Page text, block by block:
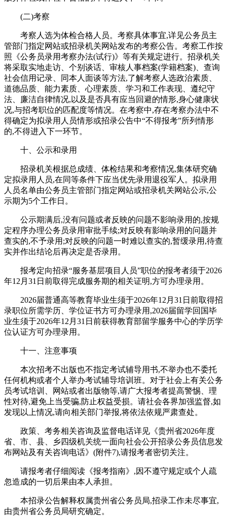
(二)考察
考察人选为体检合格人员。考察具体事宜,详见公务员主
管部门指定网站或招录机关网站发布的考察公告。考察工作按
照《公务员录用考察办法(试行)》等有关规定进行。招录机关
将采取实地走访、个别谈话、审核人事档案(学籍档案)、查询
社会信用记录、同本人面谈等方法,了解考察人选政治素质、
道德品质、能力素质、心理素质、学习和工作表现、遵纪守
法、廉洁自律情况,以及是否具有应当回避的情形,身心健康状
况,与招考职位的匹配度等情况。在考察中,存在考察办法中不
得确定为拟录用人员情形或招录公告中“不得报考”所列情形
的,不得进入下一环节。
十、公示和录用
招录机关根据总成绩、体检结果和考察情况,集体研究确
定拟录用人员,在同等条件下应当优先录用退役军人。拟录用
人员名单由公务员主管部门指定网站或招录机关网站公示,公
示期为5个工作日。
公示期满后,没有问题或者反映的问题不影响录用的,按规
定程序办理公务员录用审批手续;对反映有影响录用的问题并
查实的,不予录用;对反映的问题一时难以查实的,暂缓录用,待查
实并作出结论后再决定是否录用。
报考定向招录“服务基层项目人员”职位的报考者须于2026
年12月31日前取得完成服务期的相关证明,方可办理录用。
2026届普通高等教育毕业生须于2026年12月31日前取得招
录职位所需学历、学位证书方可办理录用,2026届留学回国毕
业生须于2026年12月31日前获得教育部留学服务中心的学历学
位认证方可办理录用。
十一、注意事项
本次招考不出版也不指定考试辅导用书,不举办也不委托
任何机构或者个人举办考试辅导培训班。对于社会上有关公务
员考试培训、网站或者出版物等,请广大报考者提高警惕、理
性对待,避免上当受骗,防止权益受损。请社会各界加强监督,如
发现以上情况,请向相关部门举报,将依法依规严肃查处。
政策、考务相关咨询及监督电话详见《贵州省2026年度
省、市、县、乡四级机关统一面向社会公开招录公务员信息发
布网站及有关咨询电话》(附件7),请报考者密切关注。
请报考者仔细阅读《报考指南》,因不遵守规定或个人疏
忽造成的一切后果由本人承担。
本招录公告解释权属贵州省公务员局,招录工作未尽事宜,
由贵州省公务员局研究确定。